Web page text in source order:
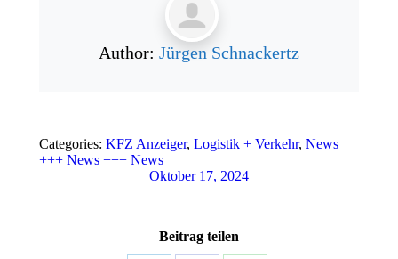
Author: Jürgen Schnackertz
Categories: KFZ Anzeiger, Logistik + Verkehr, News
+++ News +++ News
Oktober 17, 2024
Beitrag teilen